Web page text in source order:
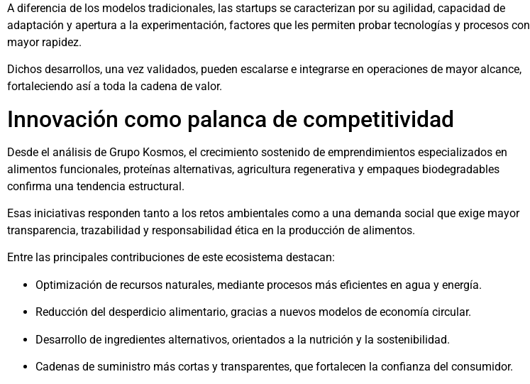
A diferencia de los modelos tradicionales, las startups se caracterizan por su agilidad, capacidad de
adaptación y apertura a la experimentación, factores que les permiten probar tecnologías y procesos con
mayor rapidez.
Dichos desarrollos, una vez validados, pueden escalarse e integrarse en operaciones de mayor alcance,
fortaleciendo así a toda la cadena de valor.
Innovación como palanca de competitividad
Desde el análisis de Grupo Kosmos, el crecimiento sostenido de emprendimientos especializados en
alimentos funcionales, proteínas alternativas, agricultura regenerativa y empaques biodegradables
confirma una tendencia estructural.
Esas iniciativas responden tanto a los retos ambientales como a una demanda social que exige mayor
transparencia, trazabilidad y responsabilidad ética en la producción de alimentos.
Entre las principales contribuciones de este ecosistema destacan:
Optimización de recursos naturales, mediante procesos más eficientes en agua y energía.
Reducción del desperdicio alimentario, gracias a nuevos modelos de economía circular.
Desarrollo de ingredientes alternativos, orientados a la nutrición y la sostenibilidad.
Cadenas de suministro más cortas y transparentes, que fortalecen la confianza del consumidor.